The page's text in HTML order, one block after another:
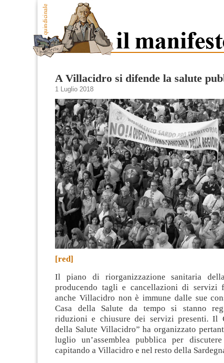
A Villacidro si difende la salute
1 Luglio 2018
[red]
Il piano di riorganizzazione sanitaria
producendo tagli e cancellazioni di servizi
anche Villacidro non è immune dalle sue
Casa della Salute da tempo si stanno
riduzioni e chiusure dei servizi presenti. Il
della Salute Villacidro” ha organizzato
luglio un’assemblea pubblica per
capitando a Villacidro e nel resto della